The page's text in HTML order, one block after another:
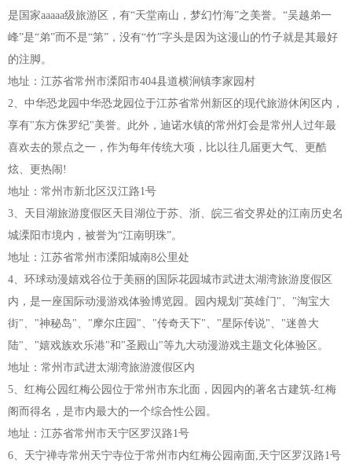
是国家aaaaa级旅游区，有“天堂南山，梦幻竹海”之美誉。“吴越弟一
峰”是“弟”而不是“第”，没有“竹”字头是因为这漫山的竹子就是其最好
的注脚。
地址：江苏省常州市溧阳市404县道横涧镇李家园村
2、中华恐龙园中华恐龙园位于江苏省常州新区的现代旅游休闲区内，
享有"东方侏罗纪"美誉。此外，迪诺水镇的常州灯会是常州人过年最
喜欢去的景点之一，作为每年传统大项，比以往几届更大气、更酷
炫、更热闹!
地址：常州市新北区汉江路1号
3、天目湖旅游度假区天目湖位于苏、浙、皖三省交界处的江南历史名
城溧阳市境内，被誉为“江南明珠”。
地址：江苏省常州市溧阳城南8公里处
4、环球动漫嬉戏谷位于美丽的国际花园城市武进太湖湾旅游度假区
内，是一座国际动漫游戏体验博览园。园内规划"英雄门"、"淘宝大
街"、"神秘岛"、"摩尔庄园"、"传奇天下"、"星际传说"、"迷兽大
陆"、"嬉戏族欢乐港"和"圣殿山"等九大动漫游戏主题文化体验区。
地址：常州市武进太湖湾旅游渡假区内
5、红梅公园红梅公园位于常州市东北面，因园内的著名古建筑-红梅
阁而得名，是市内最大的一个综合性公园。
地址：江苏省常州市天宁区罗汉路1号
6、天宁禅寺常州天宁寺位于常州市内红梅公园南面,天宁区罗汉路1号